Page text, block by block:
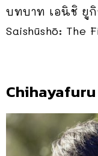
บทบาท เอนิชิ ยูกิ
Saishūshō: The
Chihayafuru